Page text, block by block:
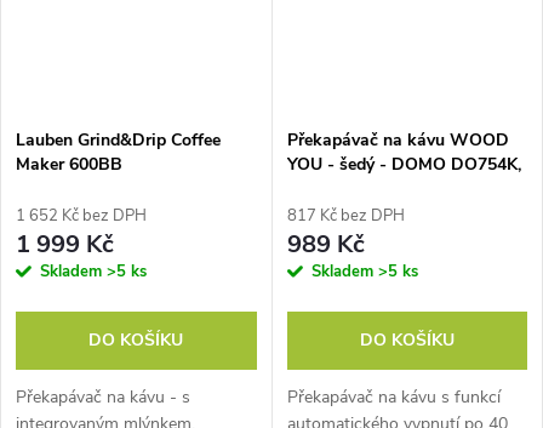
Lauben Grind&Drip Coffee
Maker 600BB
1 652 Kč bez DPH
1 999 Kč
Skladem >5 ks
DO KOŠÍKU
Překapávač na kávu - s
Překapávač na kávu WOOD
YOU - šedý - DOMO DO754K,
šálků, Příkon: 1 000 W,
automatické vypnutí
817 Kč bez DPH
989 Kč
Skladem >5 ks
DO KOŠÍKU
Překapávač na kávu s funkcí